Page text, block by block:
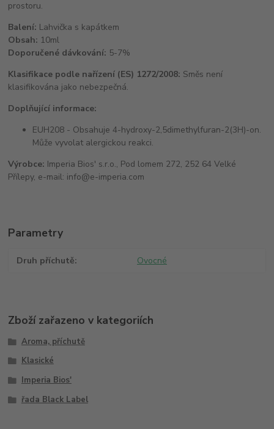
prostoru.
Balení: Lahvička s kapátkem
Obsah: 10ml
Doporučené dávkování: 5-7%
Klasifikace podle nařízení (ES) 1272/2008: Směs není
klasifikována jako nebezpečná.
Doplňující informace:
EUH208 - Obsahuje 4-hydroxy-2,5dimethylfuran-2(3H)-on.
Může vyvolat alergickou reakci.
Výrobce: Imperia Bios' s.r.o., Pod lomem 272, 252 64 Velké
Přílepy, e-mail: info@e-imperia.com
Parametry
Druh příchutě Ovocné
Zboží zařazeno v kategoriích
Aroma, příchutě
Klasické
Imperia Bios'
řada Black Label